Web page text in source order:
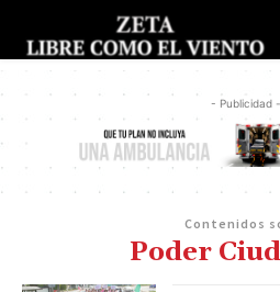
- Publicidad -
Contenidos
Poder